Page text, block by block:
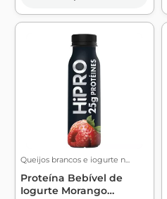
Queijos brancos e iogurte n...
Proteína Bebível de
Iogurte Morango